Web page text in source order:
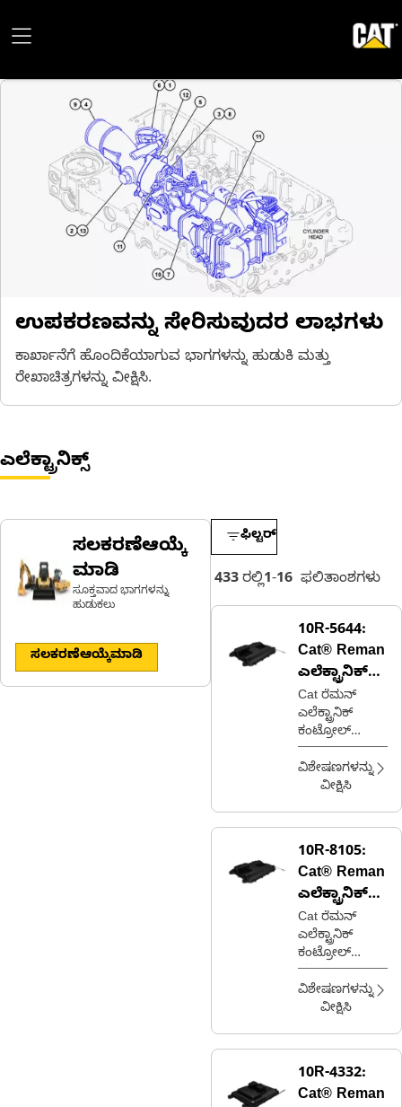
ಉಪಕರಣವನ್ನು ಸೇರಿಸುವುದರ ಲಾಭಗಳು
ಕಾರ್ಖಾನೆಗೆ ಹೊಂದಿಕೆಯಾಗುವ ಭಾಗಗಳನ್ನು ಹುಡುಕಿ ಮತ್ತು
ರೇಖಾಚಿತ್ರಗಳನ್ನು ವೀಕ್ಷಿಸಿ.
ಎಲೆಕ್ಟ್ರಾನಿಕ್ಸ್
ಸಲಕರಣೆಆಯ್ಕೆ
ಮಾಡಿ
ಸೂಕ್ತವಾದ ಭಾಗಗಳನ್ನು
ಹುಡುಕಲು
ಸಲಕರಣೆಆಯ್ಕೆಮಾಡಿ
ಫಿಲ್ಟರ್
433ರಲ್ಲಿ1-16 ಫಲಿತಾಂಶಗಳು
10R-5644:
Cat® Reman
ಎಲೆಕ್ಟ್ರಾನಿಕ್
ಕಂಟ್ರೋಲ್
ಮಾಡ್ಯೂಲ್
(ECM)
Cat ರೆಮನ್
ಎಲೆಕ್ಟ್ರಾನಿಕ್
ಕಂಟ್ರೋಲ್
ಮಾಡ್ಯೂಲ್
(ECM)
(A4M1V4.5 FF)
ವಿಶೇಷಣಗಳನ್ನು
ವೀಕ್ಷಿಸಿ
10R-8105:
Cat® Reman
ಎಲೆಕ್ಟ್ರಾನಿಕ್
ಕಂಟ್ರೋಲ್
ಮಾಡ್ಯೂಲ್
(ECM)
Cat ರೆಮನ್
ಎಲೆಕ್ಟ್ರಾನಿಕ್
ಕಂಟ್ರೋಲ್
ಮಾಡ್ಯೂಲ್
(ECM) (A3-16
ಡೀಸೆಲ್)
ವಿಶೇಷಣಗಳನ್ನು
ವೀಕ್ಷಿಸಿ
10R-4332:
Cat® Reman